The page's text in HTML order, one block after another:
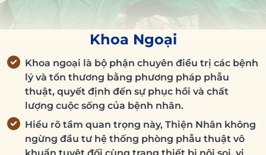
Khoa Ngoại
Khoa ngoại là bộ phận chuyên điều trị các bệnh
lý và tổn thương bằng phương pháp phẫu
thuật, quyết định đến sự phục hồi và chất
lượng cuộc sống của bệnh nhân.
Hiểu rõ tầm quan trọng này, Thiện Nhân không
ngừng đầu tư hệ thống phòng phẫu thuật vô